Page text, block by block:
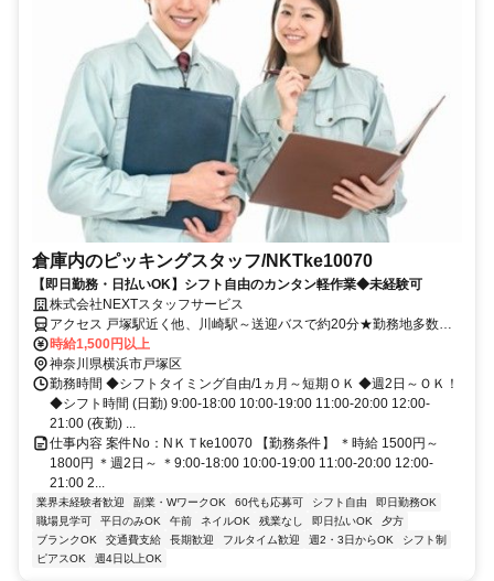
倉庫内のピッキングスタッフ/NKTke10070
【即日勤務・日払いOK】シフト自由のカンタン軽作業◆未経験可
株式会社NEXTスタッフサービス
アクセス 戸塚駅近く他、川崎駅～送迎バスで約20分★勤務地多数あ
り！
時給1,500円以上
神奈川県横浜市戸塚区
勤務時間 ◆シフトタイミング自由/1ヵ月～短期ＯＫ ◆週2日～ＯＫ！
◆シフト時間 (日勤) 9:00-18:00 10:00-19:00 11:00-20:00 12:00-
21:00 (夜勤) ...
仕事内容 案件No：NＫＴke10070 【勤務条件】 ＊時給 1500円～
1800円 ＊週2日～ ＊9:00-18:00 10:00-19:00 11:00-20:00 12:00-
21:00 2...
業界未経験者歓迎 副業・WワークOK 60代も応募可 シフト自由
即日勤務OK
職場見学可
平日のみOK 午前 ネイルOK 残業なし 即日払いOK
夕方
ブランクOK
交通費支給 長期歓迎 フルタイム歓迎 週2・3日からOK
シフト制
ピアスOK
週4日以上OK